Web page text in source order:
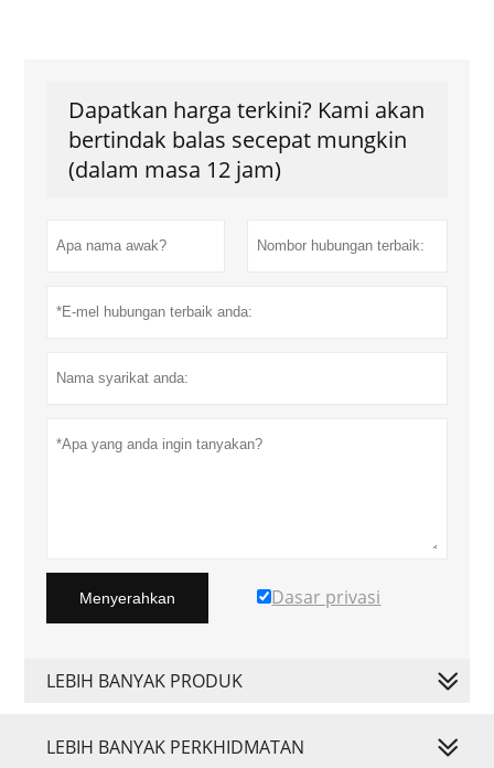
Dapatkan harga terkini? Kami akan
bertindak balas secepat mungkin
(dalam masa 12 jam)
Menyerahkan Dasar privasi
LEBIH BANYAK PRODUK
LEBIH BANYAK PERKHIDMATAN